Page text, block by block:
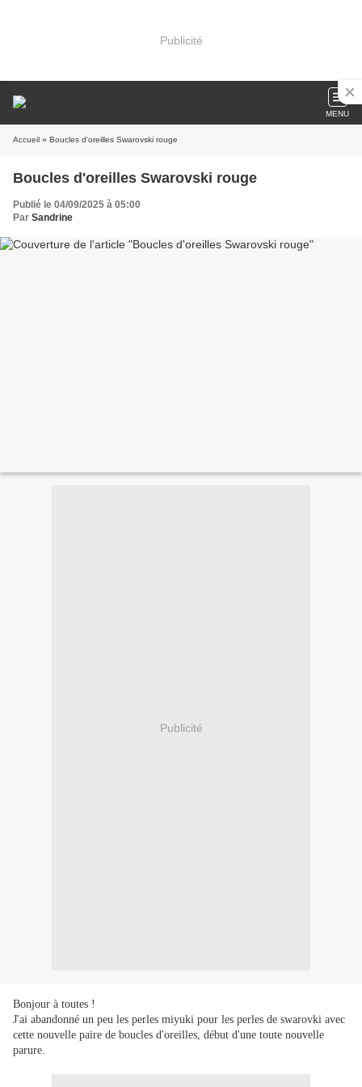
Publicité
MENU
Accueil » Boucles d'oreilles Swarovski rouge
Boucles d'oreilles Swarovski rouge
Publié le 04/09/2025 à 05:00
Par Sandrine
Publicité
Bonjour à toutes !
J'ai abandonné un peu les perles miyuki pour les perles de swarovki avec
cette nouvelle paire de boucles d'oreilles, début d'une toute nouvelle
parure.